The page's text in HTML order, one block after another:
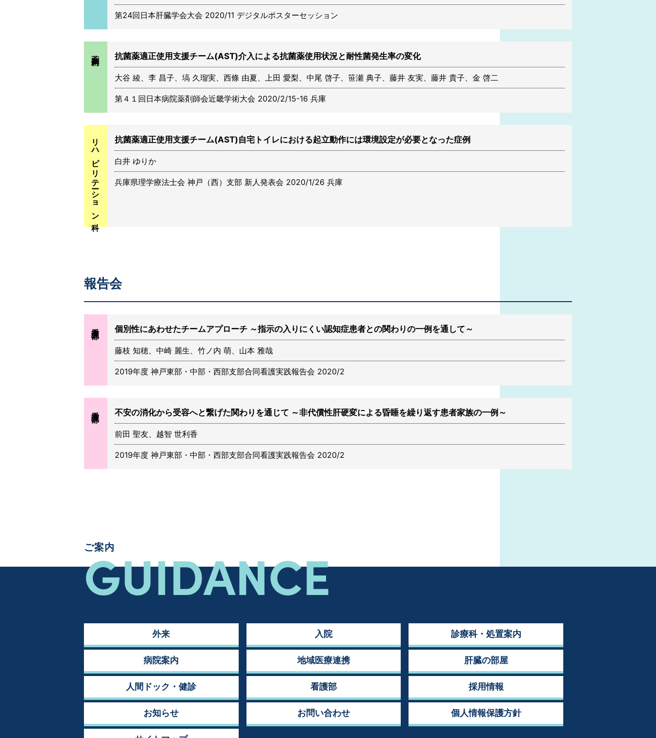
第24回日本肝臓学会大会 2020/11 デジタルポスターセッション
抗菌薬適正使用支援チーム(AST)介入による抗菌薬使用状況と耐性菌発生率の変化
大谷 綾、李 昌子、塙 久瑠実、西條 由夏、上田 愛梨、中尾 啓子、笹瀬 典子、藤井 友実、藤井 貴子、金 啓二
第４１回日本病院薬剤師会近畿学術大会 2020/2/15-16 兵庫
リハビリテーション科 抗菌薬適正使用支援チーム(AST)自宅トイレにおける起立動作には環境設定が必要となった症例
白井 ゆりか
兵庫県理学療法士会 神戸（西）支部 新人発表会 2020/1/26 兵庫
報告会
個別性にあわせたチームアプローチ ～指示の入りにくい認知症患者との関わりの一例を通して～
藤枝 知穂、中崎 麗生、竹ノ内 萌、山本 雅哉
2019年度 神戸東部・中部・西部支部合同看護実践報告会 2020/2
不安の消化から受容へと繋げた関わりを通じて ～非代償性肝硬変による昏睡を繰り返す患者家族の一例～
前田 聖友、越智 世利香
2019年度 神戸東部・中部・西部支部合同看護実践報告会 2020/2
ご案内
GUIDANCE
外来 入院 診療科・処置案内
病院案内 地域医療連携 肝臓の部屋
人間ドック・健診 看護部 採用情報
お知らせ お問い合わせ 個人情報保護方針